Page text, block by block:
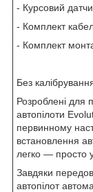
- Курсовий
- Комплект
- Комплект
Без
Розроблені для
автопілоти
первинному
встановлення
легко — просто
Завдяки
автопілот